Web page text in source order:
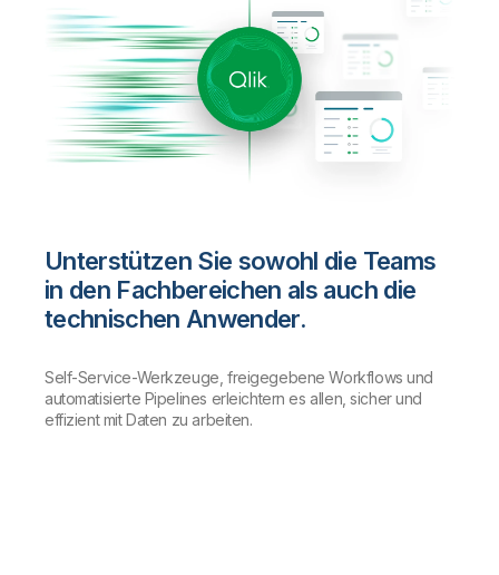
Unterstützen Sie sowohl die Teams
in den Fachbereichen als auch die
technischen Anwender.
Self-Service-Werkzeuge, freigegebene Workflows und
automatisierte Pipelines erleichtern es allen, sicher und
effizient mit Daten zu arbeiten.